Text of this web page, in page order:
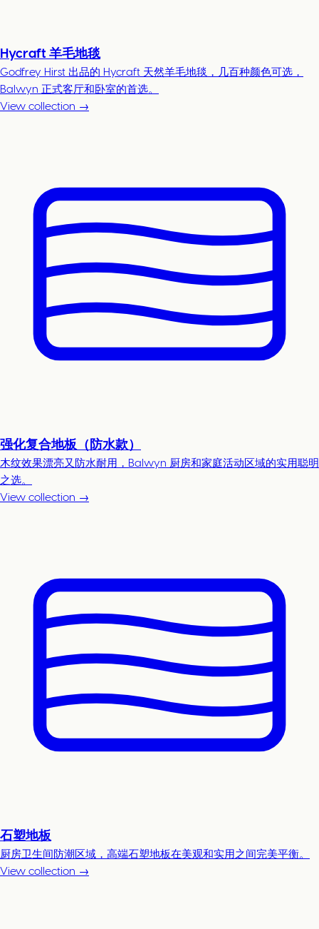
Hycraft 羊毛地毯
Godfrey Hirst 出品的 Hycraft 天然羊毛地毯，几百种颜色可选，
Balwyn 正式客厅和卧室的首选。
View collection →
强化复合地板（防水款）
木纹效果漂亮又防水耐用，Balwyn 厨房和家庭活动区域的实用聪明
之选。
View collection →
石塑地板
厨房卫生间防潮区域，高端石塑地板在美观和实用之间完美平衡。
View collection →